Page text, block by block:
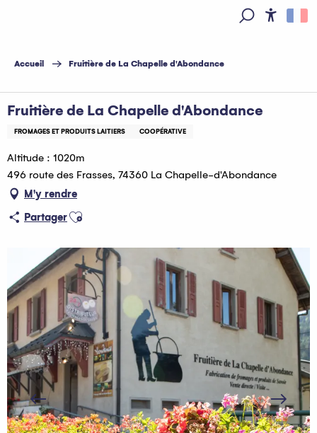
principal
Accueil Fruitière de La Chapelle d'Abondance
Fruitière de La Chapelle d'Abondance
FROMAGES ET PRODUITS LAITIERS COOPÉRATIVE
Altitude : 1020m
496 route des Frasses, 74360 La Chapelle-d'Abondance
M'y rendre
PartagerAjouter aux favoris